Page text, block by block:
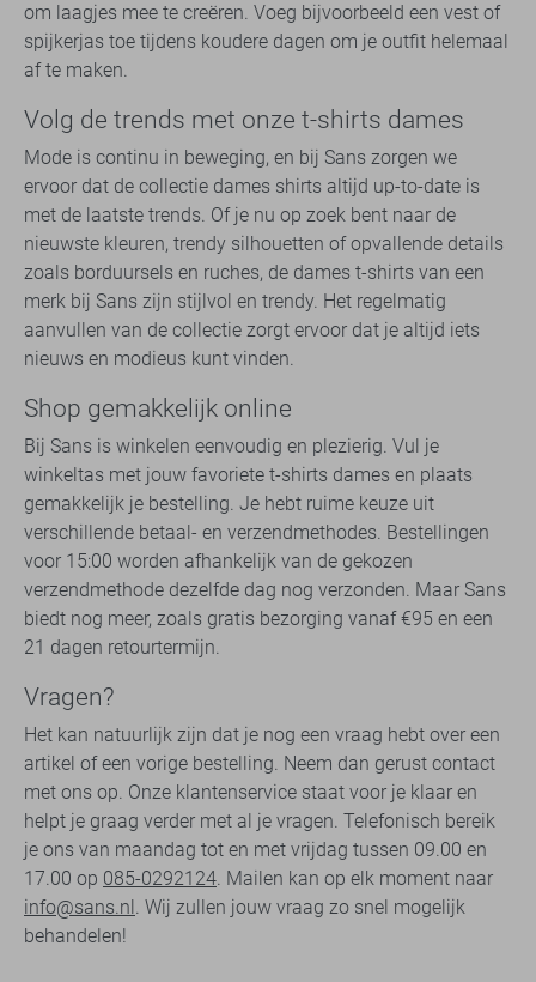
om laagjes mee te creëren. Voeg bijvoorbeeld een vest of
spijkerjas toe tijdens koudere dagen om je outfit helemaal
af te maken.
Volg de trends met onze t-shirts dames
Mode is continu in beweging, en bij Sans zorgen we
ervoor dat de collectie dames shirts altijd up-to-date is
met de laatste trends. Of je nu op zoek bent naar de
nieuwste kleuren, trendy silhouetten of opvallende details
zoals borduursels en ruches, de dames t-shirts van een
merk bij Sans zijn stijlvol en trendy. Het regelmatig
aanvullen van de collectie zorgt ervoor dat je altijd iets
nieuws en modieus kunt vinden.
Shop gemakkelijk online
Bij Sans is winkelen eenvoudig en plezierig. Vul je
winkeltas met jouw favoriete t-shirts dames en plaats
gemakkelijk je bestelling. Je hebt ruime keuze uit
verschillende betaal- en verzendmethodes. Bestellingen
voor 15:00 worden afhankelijk van de gekozen
verzendmethode dezelfde dag nog verzonden. Maar Sans
biedt nog meer, zoals gratis bezorging vanaf €95 en een
21 dagen retourtermijn.
Vragen?
Het kan natuurlijk zijn dat je nog een vraag hebt over een
artikel of een vorige bestelling. Neem dan gerust contact
met ons op. Onze klantenservice staat voor je klaar en
helpt je graag verder met al je vragen. Telefonisch bereik
je ons van maandag tot en met vrijdag tussen 09.00 en
17.00 op 085-0292124. Mailen kan op elk moment naar
info@sans.nl. Wij zullen jouw vraag zo snel mogelijk
behandelen!